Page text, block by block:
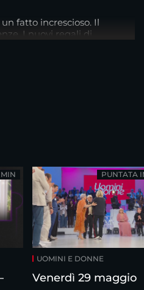
fatto increscioso. Il
I nuovi regali di
UOMINI E DONNE
Venerdì 29 maggio
PUNTATA